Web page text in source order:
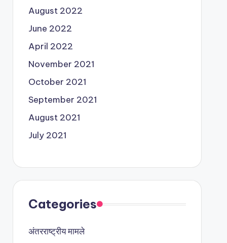
August 2022
June 2022
April 2022
November 2021
October 2021
September 2021
August 2021
July 2021
Categories
अंतरराष्ट्रीय मामले